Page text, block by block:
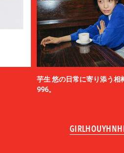
芋生 悠の日常に寄り添う相
996。